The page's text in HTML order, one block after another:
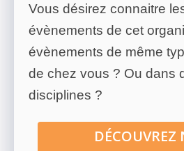
Vous désirez connaitre
évènements de cet
évènements de même
de chez vous ? Ou dans
disciplines ?
DÉCOUVREZ